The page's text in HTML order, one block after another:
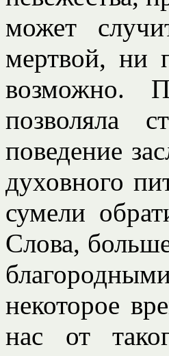
может
мертвой, ни
возможно.
позволяла
поведение
духовного
сумели
Слова,
некоторое
нас от